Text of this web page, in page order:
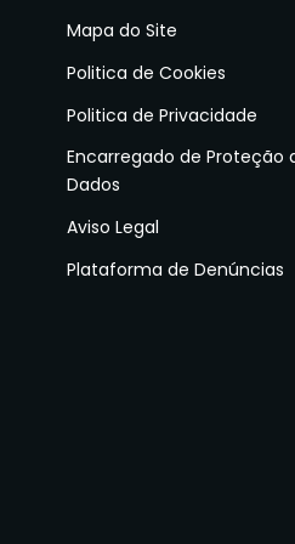
Mapa do Site
Politica de Cookies
Politica de Privacidade
Encarregado de Proteção
Dados
Aviso Legal
Plataforma de Denúncias